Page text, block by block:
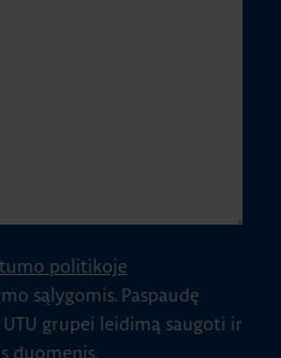
politikoje
sąlygomis. Paspaudę
grupei leidimą saugoti ir
duomenis.